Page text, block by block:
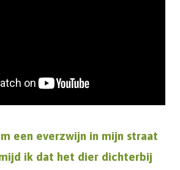
een everzwijn in mijn straat
ik dat het dier dichterbij